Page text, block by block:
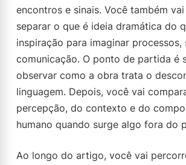
encontros e sinais. Você também
separar o que é ideia dramática do
inspiração para imaginar processos,
comunicação. O ponto de partida é
observar como a obra trata o
linguagem. Depois, você vai
percepção, do contexto e do
humano quando surge algo fora do
Ao longo do artigo, você vai